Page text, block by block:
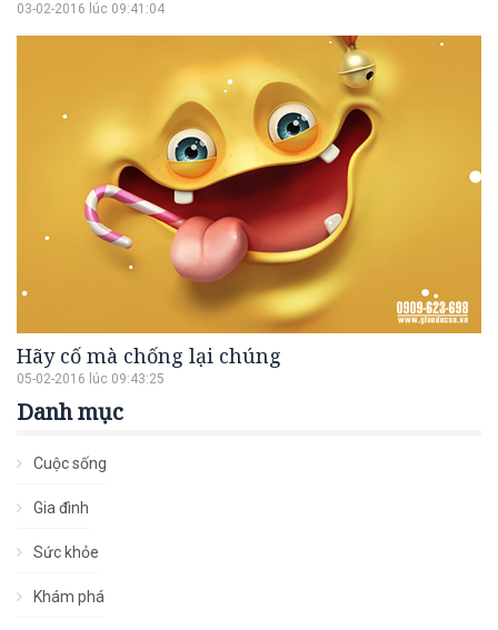
03-02-2016 lúc 09:41:04
Hãy cố mà chống lại chúng
05-02-2016 lúc 09:43:25
Danh mục
Cuộc sống
Gia đình
Sức khỏe
Khám phá